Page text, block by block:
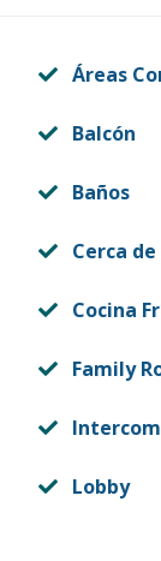
Áreas
Balcón
Baños
Cerca
Cocina
Family
Intercom
Lobby